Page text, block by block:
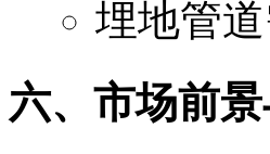
埋地管
六、市场前